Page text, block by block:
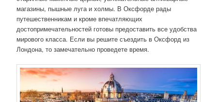
магазины, пышные луга и холмы. В Оксфорде рады
путешественникам и кроме впечатляющих
достопримечательностей готовы предоставить все удобства
мирового класса. Если вы решите съездить в Оксфорд из
Лондона, то замечательно проведете время.